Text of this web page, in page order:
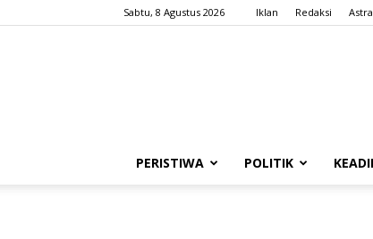
Sabtu, 8 Agustus 2026 Iklan Redaksi
PERISTIWA POLITIK